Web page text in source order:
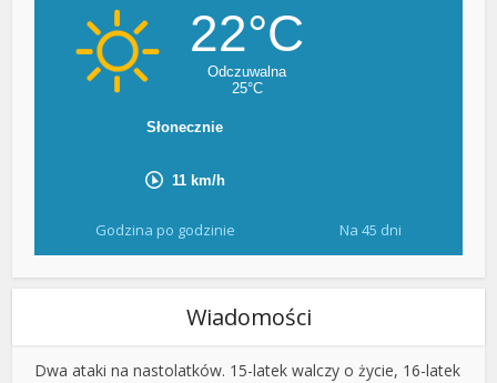
Godzina po godzinie Na 45 dni
Wiadomości
Dwa ataki na nastolatków. 15-latek walczy o życie, 16-latek